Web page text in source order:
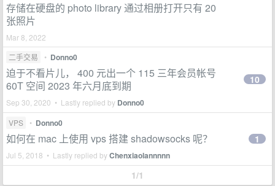
存储在硬盘的 photo library 通过相册打开只有 20
张照片
Mar 8, 2022
二手交易
• Donno0
迫于不看片儿， 400 元出一个 115 三年会员帐号
60T 空间 2023 年六月底到期
Sep 30, 2020 • Lastly replied by Donno0
10
VPS • Donno0
如何在 mac 上使用 vps 搭建 shadowsocks 呢？
Jul 5, 2018 • Lastly replied byChenxiaolannnnn
1
1/1